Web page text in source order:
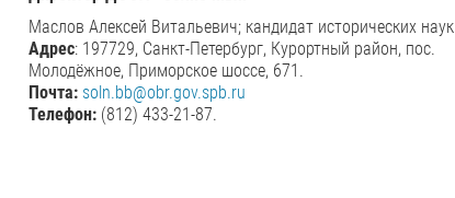
Маслов Алексей Витальевич; кандидат исторических наук
Адрес: 197729, Санкт-Петербург, Курортный район, пос.
Молодёжное, Приморское шоссе, 671.
Почта: soln.bb@obr.gov.spb.ru
Телефон: (812) 433-21-87.